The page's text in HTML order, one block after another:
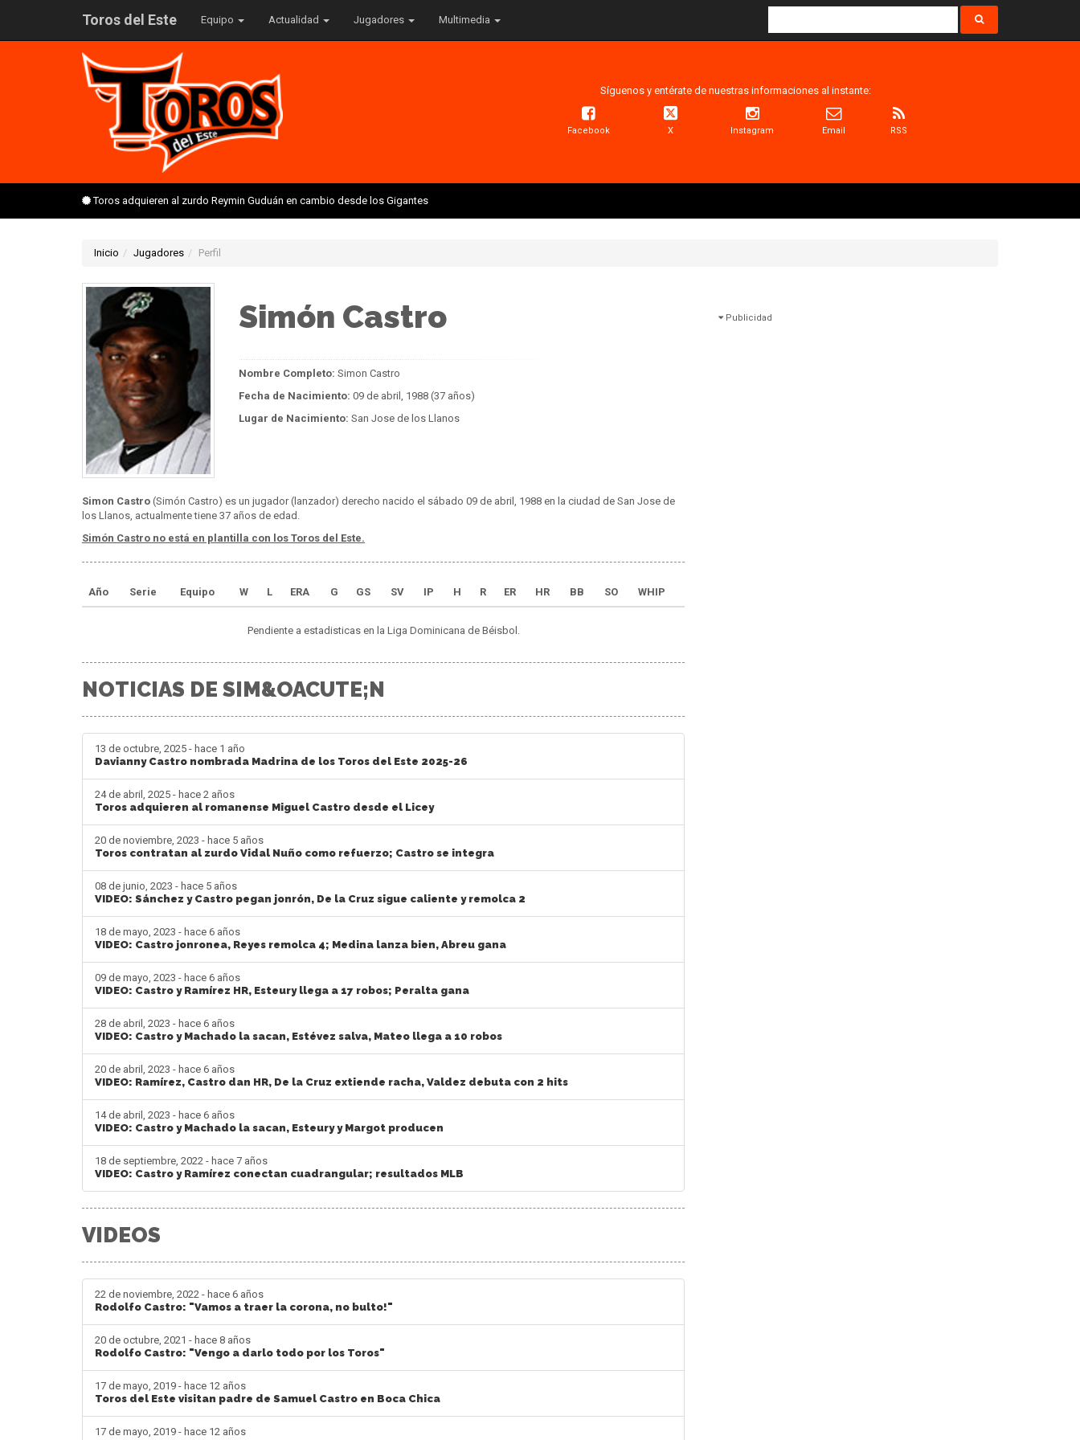
Toros del Este Equipo Actualidad Jugadores Multimedia
Síguenos y entérate de nuestras informaciones al instante:
Facebook X Instagram Email RSS
Toros adquieren al zurdo Reymin Guduán en cambio desde los Gigantes
Inicio Jugadores Perfil
Simón Castro
Nombre Completo: Simon Castro
Fecha de Nacimiento: 09 de abril, 1988 (37 años)
Lugar de Nacimiento: San Jose de los Llanos
Simon Castro (Simón Castro) es un jugador (lanzador) derecho nacido el sábado 09 de abril, 1988 en la ciudad de San Jose de
los Llanos, actualmente tiene 37 años de edad.
Simón Castro no está en plantilla con los Toros del Este.
Año Serie Equipo W L ERA G GS SV IP H R ER HR BB SO WHIP
Pendiente a estadisticas en la Liga Dominicana de Béisbol.
NOTICIAS DE SIM&OACUTE;N
13 de octubre, 2025 - hace 1 año
Davianny Castro nombrada Madrina de los Toros del Este 2025-26
24 de abril, 2025 - hace 2 años
Toros adquieren al romanense Miguel Castro desde el Licey
20 de noviembre, 2023 - hace 5 años
Toros contratan al zurdo Vidal Nuño como refuerzo; Castro se integra
08 de junio, 2023 - hace 5 años
VIDEO: Sánchez y Castro pegan jonrón, De la Cruz sigue caliente y remolca 2
18 de mayo, 2023 - hace 6 años
VIDEO: Castro jonronea, Reyes remolca 4; Medina lanza bien, Abreu gana
09 de mayo, 2023 - hace 6 años
VIDEO: Castro y Ramírez HR, Esteury llega a 17 robos; Peralta gana
28 de abril, 2023 - hace 6 años
VIDEO: Castro y Machado la sacan, Estévez salva, Mateo llega a 10 robos
20 de abril, 2023 - hace 6 años
VIDEO: Ramírez, Castro dan HR, De la Cruz extiende racha, Valdez debuta con 2 hits
14 de abril, 2023 - hace 6 años
VIDEO: Castro y Machado la sacan, Esteury y Margot producen
18 de septiembre, 2022 - hace 7 años
VIDEO: Castro y Ramírez conectan cuadrangular; resultados MLB
VIDEOS
22 de noviembre, 2022 - hace 6 años
Rodolfo Castro: "Vamos a traer la corona, no bulto!"
20 de octubre, 2021 - hace 8 años
Rodolfo Castro: "Vengo a darlo todo por los Toros"
17 de mayo, 2019 - hace 12 años
Toros del Este visitan padre de Samuel Castro en Boca Chica
17 de mayo, 2019 - hace 12 años
Publicidad